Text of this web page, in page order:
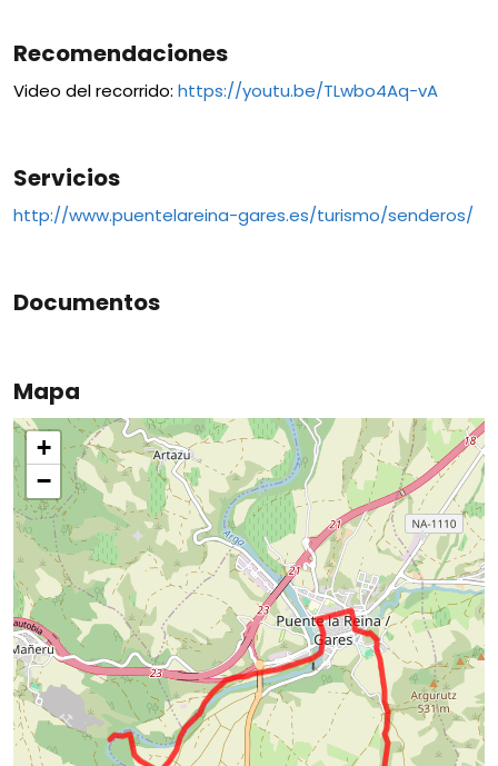
Recomendaciones
Video del recorrido: https://youtu.be/TLwbo4Aq-vA
Servicios
http://www.puentelareina-gares.es/turismo/senderos/
Documentos
Mapa
+
−